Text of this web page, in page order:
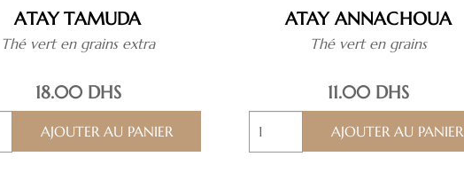
ATAY TAMUDA
Thé vert en grains extra
18.00 DHS
AJOUTER AU PANIER
ATAY ANNACHOUA
Thé vert en grains
11.00 DHS
AJOUTER AU PANIER